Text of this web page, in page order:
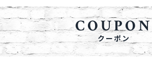
COUPON
クーポン